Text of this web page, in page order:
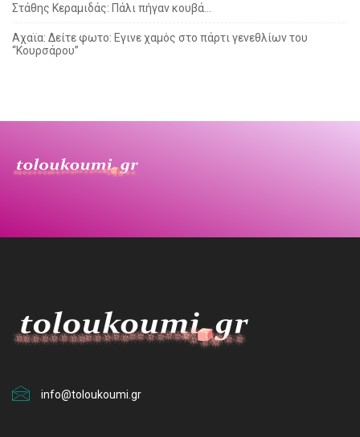
Στάθης Κεραμιδάς: Πάλι πήγαν κουβά…
Αχαϊα: Δείτε φωτο: Εγινε χαμός στο πάρτι γενεθλίων του
“Κουρσάρου”
info@toloukoumi.gr